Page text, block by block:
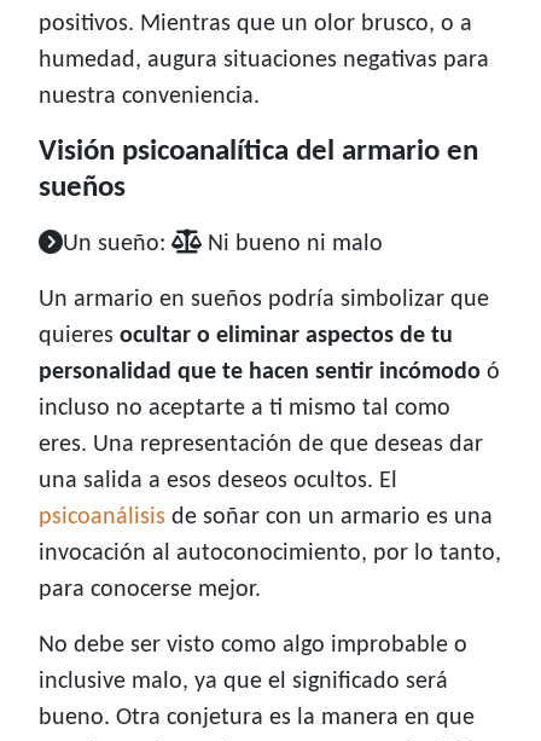
positivos. Mientras que un olor brusco, o a
humedad, augura situaciones negativas para
nuestra conveniencia.
Visión psicoanalítica del armario en
sueños
Un sueño: Ni bueno ni malo
Un armario en sueños podría simbolizar que
quieres ocultar o eliminar aspectos de tu
personalidad que te hacen sentir incómodo ó
incluso no aceptarte a ti mismo tal como
eres. Una representación de que deseas dar
una salida a esos deseos ocultos. El
psicoanálisis de soñar con un armario es una
invocación al autoconocimiento, por lo tanto,
para conocerse mejor.
No debe ser visto como algo improbable o
inclusive malo, ya que el significado será
bueno. Otra conjetura es la manera en que